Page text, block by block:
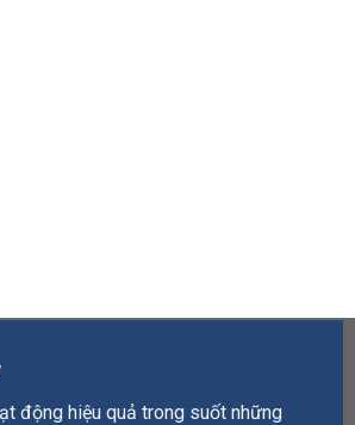
động hiệu quả trong suốt những